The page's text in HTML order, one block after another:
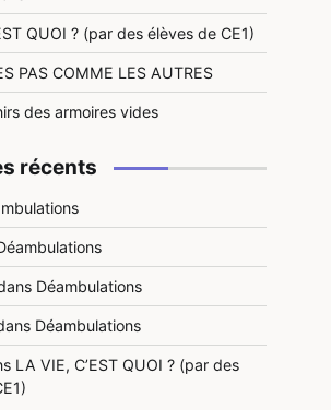
QUOI ? (par des élèves de CE1)
PAS COMME LES AUTRES
des armoires vides
récents
Déambulations
Déambulations
LA VIE, C’EST QUOI ? (par des